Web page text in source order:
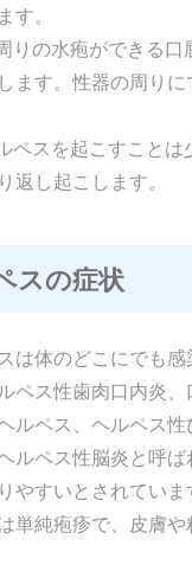
。
りの水疱ができる
ます。性器の周り
ペスを起こすこと
返し起こします。
スの症状
は体のどこにでも感
ペス性歯肉口内炎
ルペス、ヘルペス性
ルペス性脳炎と呼
やすいとされていま
単純疱疹で、皮膚